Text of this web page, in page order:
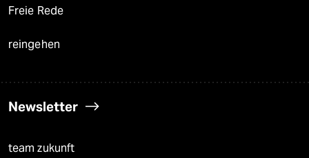
Freie Rede
reingehen
Newsletter
team zukunft